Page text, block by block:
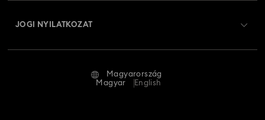
Visszaküldés és csere
Javítás állapota
JOGI NYILATKOZAT
Magyarország
Magyar
English